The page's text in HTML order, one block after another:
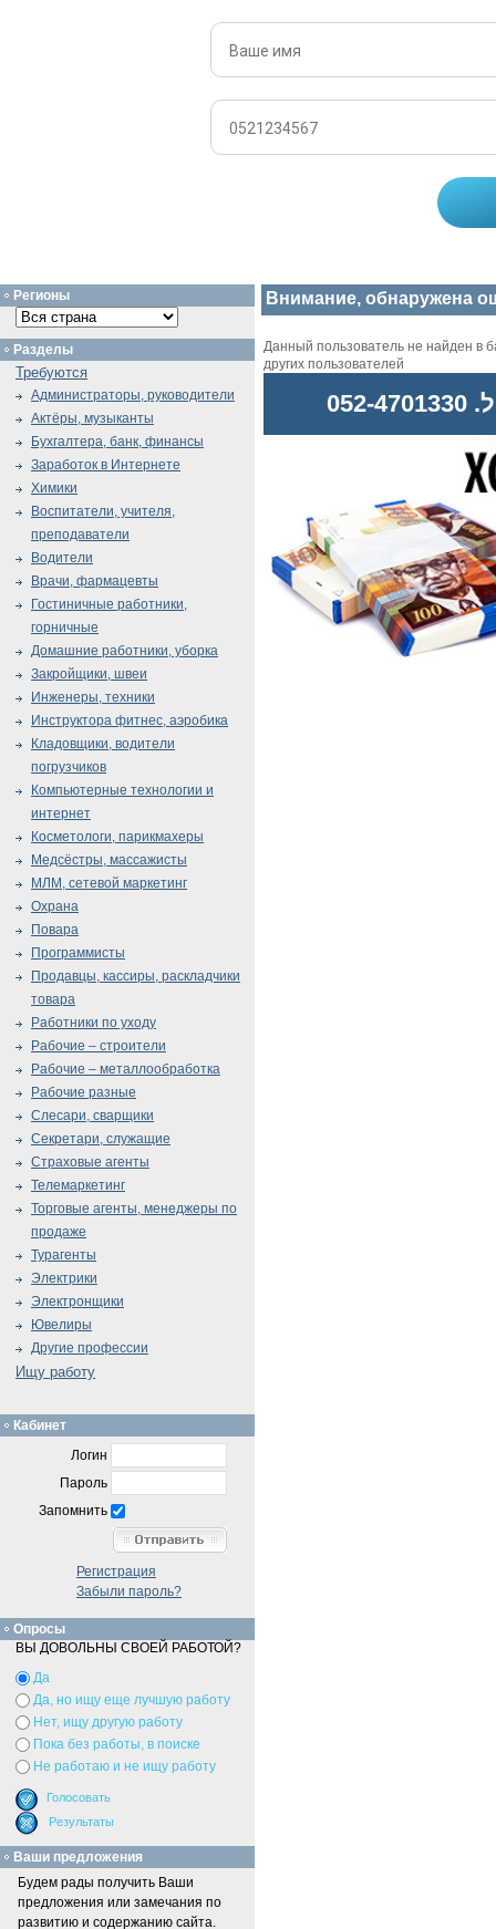
Внимание, обнаружена
Данный пользователь не найден в
других пользователей
Регионы
Разделы
Требуются
Администраторы, руководители
Актёры, музыканты
Бухгалтера, банк, финансы
Заработок в Интернете
Химики
Воспитатели, учителя,
преподаватели
Водители
Врачи, фармацевты
Гостиничные работники,
горничные
Домашние работники, уборка
Закройщики, швеи
Инженеры, техники
Инструктора фитнес, аэробика
Кладовщики, водители
погрузчиков
Компьютерные технологии и
интернет
Косметологи, парикмахеры
Медсёстры, массажисты
МЛМ, сетевой маркетинг
Охрана
Повара
Программисты
Продавцы, кассиры, раскладчики
товара
Работники по уходу
Рабочие – строители
Рабочие – металлообработка
Рабочие разные
Слесари, сварщики
Секретари, служащие
Страховые агенты
Телемаркетинг
Торговые агенты, менеджеры по
продаже
Турагенты
Электрики
Электронщики
Ювелиры
Другие профессии
Ищу работу
Кабинет
Логин
Пароль
Запомнить
Регистрация
Забыли пароль?
Опросы
ВЫ ДОВОЛЬНЫ СВОЕЙ РАБОТОЙ?
Да
Да, но ищу еще лучшую работу
Нет, ищу другую работу
Пока без работы, в поиске
Не работаю и не ищу работу
Ваши предложения
Будем рады получить Ваши
предложения или замечания по
развитию и содержанию сайта.